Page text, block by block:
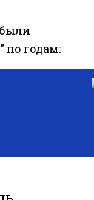
годам: